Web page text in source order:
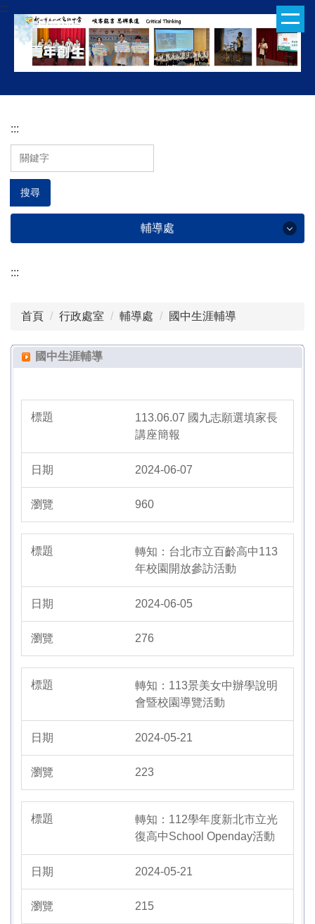
跳
到
容
:::
:::
搜尋
輔導處
輔導處
組織成員
高中生涯輔導
大學營隊資訊
夢境小語
輔導處活動花絮
:::
首頁 行政處室 輔導處 國中生涯輔導
國中生涯輔導
113.06.07 國九志願選填家長
講座簡報
2024-06-07
960
轉知：台北市立百齡高中113
年校園開放參訪活動
2024-06-05
276
轉知：113景美女中辦學說明
會暨校園導覽活動
2024-05-21
223
轉知：112學年度新北市立光
復高中School Openday活動
2024-05-21
215